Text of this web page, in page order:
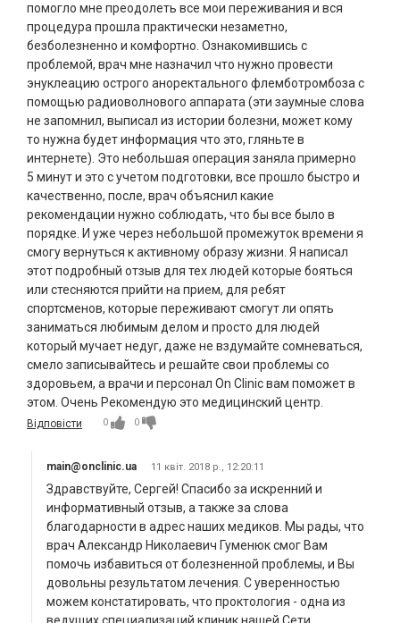
помогло мне преодолеть все мои переживания и вся
процедура прошла практически незаметно,
безболезненно и комфортно. Ознакомившись с
проблемой, врач мне назначил что нужно провести
энуклеацию острого аноректального флемботромбоза с
помощью радиоволнового аппарата (эти заумные слова
не запомнил, выписал из истории болезни, может кому
то нужна будет информация что это, гляньте в
интернете). Это небольшая операция заняла примерно
5 минут и это с учетом подготовки, все прошло быстро и
качественно, после, врач объяснил какие
рекомендации нужно соблюдать, что бы все было в
порядке. И уже через небольшой промежуток времени я
смогу вернуться к активному образу жизни. Я написал
этот подробный отзыв для тех людей которые бояться
или стесняются прийти на прием, для ребят
спортсменов, которые переживают смогут ли опять
заниматься любимым делом и просто для людей
который мучает недуг, даже не вздумайте сомневаться,
смело записывайтесь и решайте свои проблемы со
здоровьем, а врачи и персонал On Clinic вам поможет в
этом. Очень Рекомендую это медицинский центр.
Відповісти 0 0
main@onclinic.ua 11 квіт. 2018 р., 12:20:11
Здравствуйте, Сергей! Спасибо за искренний и
информативный отзыв, а также за слова
благодарности в адрес наших медиков. Мы рады, что
врач Александр Николаевич Гуменюк смог Вам
помочь избавиться от болезненной проблемы, и Вы
довольны результатом лечения. С уверенностью
можем констатировать, что проктология - одна из